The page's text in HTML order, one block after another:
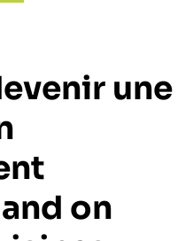
une
on